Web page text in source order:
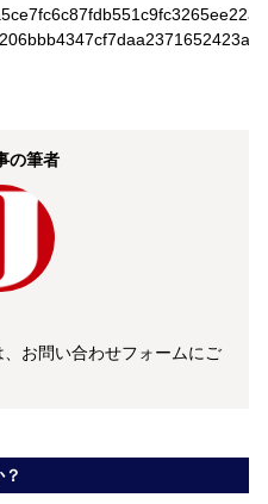
の筆者
お問い合わせフォームにご